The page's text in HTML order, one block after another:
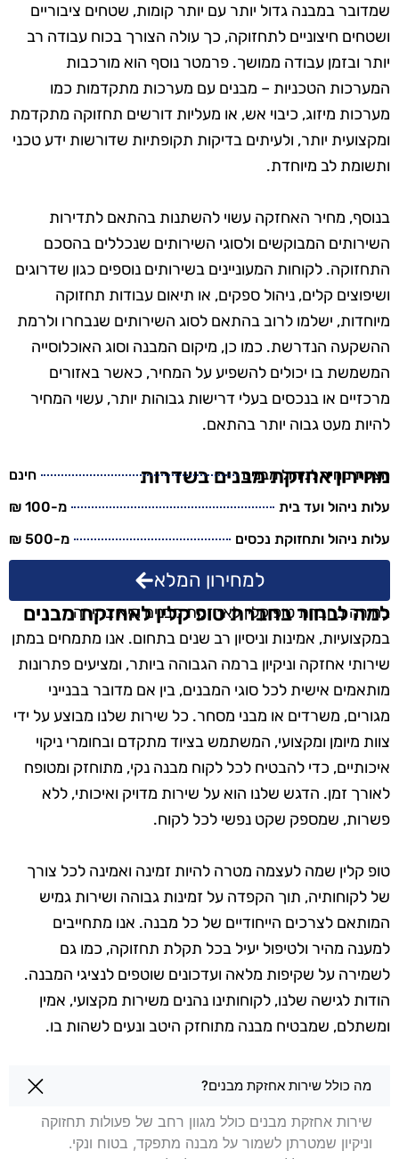
שמדובר במבנה גדול יותר עם יותר קומות, שטחים ציבוריים
ושטחים חיצוניים לתחזוקה, כך עולה הצורך בכוח עבודה רב
יותר ובזמן עבודה ממושך. פרמטר נוסף הוא מורכבות
המערכות הטכניות – מבנים עם מערכות מתקדמות כמו
מערכות מיזוג, כיבוי אש, או מעליות דורשים תחזוקה מתקדמת
ומקצועית יותר, ולעיתים בדיקות תקופתיות שדורשות ידע טכני
ותשומת לב מיוחדת.
בנוסף, מחיר האחזקה עשוי להשתנות בהתאם לתדירות
השירותים המבוקשים ולסוגי השירותים שנכללים בהסכם
התחזוקה. לקוחות המעוניינים בשירותים נוספים כגון שדרוגים
ושיפוצים קלים, ניהול ספקים, או תיאום עבודות תחזוקה
מיוחדות, ישלמו לרוב בהתאם לסוג השירותים שנבחרו ולרמת
ההשקעה הנדרשת. כמו כן, מיקום המבנה וסוג האוכלוסייה
המשמשת בו יכולים להשפיע על המחיר, כאשר באזורים
מרכזיים או בנכסים בעלי דרישות גבוהות יותר, עשוי המחיר
להיות מעט גבוה יותר בהתאם.
מחירון אחזקת מבנים בשדרות
הצעת מחיר לניהול מבנים
חינם
עלות ניהול ועד בית
מ-100 ₪
עלות ניהול ותחזוקת נכסים
מ-500 ₪
למחירון המלא
למה לבחור בחברת טופ קלין לאחזקת מבנים
בחירה בחברת טופ קלין לאחזקת מבנים היא בחירה
במקצועיות, אמינות וניסיון רב שנים בתחום. אנו מתמחים במתן
שירותי אחזקה וניקיון ברמה הגבוהה ביותר, ומציעים פתרונות
מותאמים אישית לכל סוגי המבנים, בין אם מדובר בבנייני
מגורים, משרדים או מבני מסחר. כל שירות שלנו מבוצע על ידי
צוות מיומן ומקצועי, המשתמש בציוד מתקדם ובחומרי ניקוי
איכותיים, כדי להבטיח לכל לקוח מבנה נקי, מתוחזק ומטופח
לאורך זמן. הדגש שלנו הוא על שירות מדויק ואיכותי, ללא
פשרות, שמספק שקט נפשי לכל לקוח.
טופ קלין שמה לעצמה מטרה להיות זמינה ואמינה לכל צורך
של לקוחותיה, תוך הקפדה על זמינות גבוהה ושירות גמיש
המותאם לצרכים הייחודיים של כל מבנה. אנו מתחייבים
למענה מהיר ולטיפול יעיל בכל תקלת תחזוקה, כמו גם
לשמירה על שקיפות מלאה ועדכונים שוטפים לנציגי המבנה.
הודות לגישה שלנו, לקוחותינו נהנים משירות מקצועי, אמין
ומשתלם, שמבטיח מבנה מתוחזק היטב ונעים לשהות בו.
שאלות בנושא אחזקת מבנים בשדרות
מה כולל שירות אחזקת מבנים?
שירות אחזקת מבנים כולל מגוון רחב של פעולות תחזוקה
וניקיון שמטרתן לשמור על מבנה מתפקד, בטוח ונקי.